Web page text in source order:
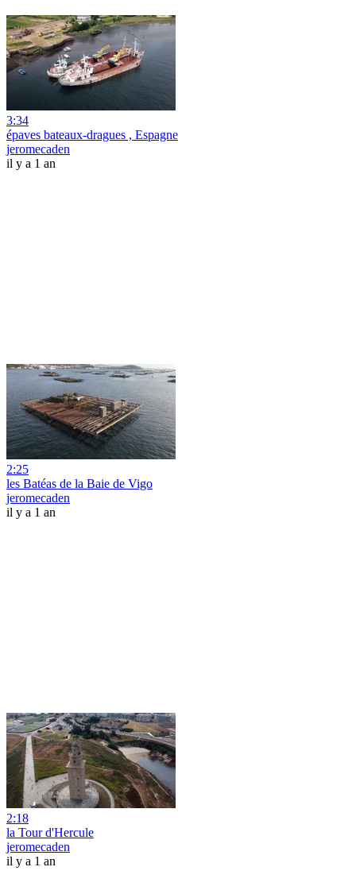
3:34
épaves bateaux-dragues , Espagne
jeromecaden
il y a 1 an
2:25
les Batéas de la Baie de Vigo
jeromecaden
il y a 1 an
2:18
la Tour d'Hercule
jeromecaden
il y a 1 an